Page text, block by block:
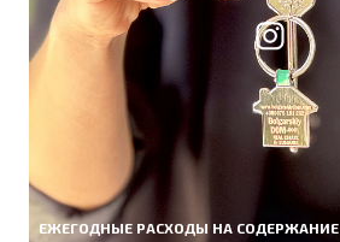
ЕЖЕГОДНЫЕ РАСХОДЫ НА СОДЕРЖАНИЕ